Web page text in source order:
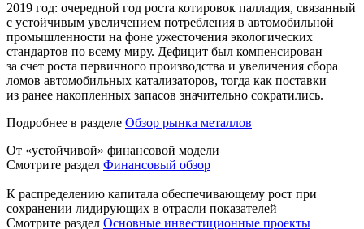
2019 год: очередной год роста котировок палладия, связанный
с устойчивым увеличением потребления в автомобильной
промышленности на фоне ужесточения экологических
стандартов по всему миру. Дефицит был компенсирован
за счет роста первичного производства и увеличения сбора
ломов автомобильных катализаторов, тогда как поставки
из ранее накопленных запасов значительно сократились.
Подробнее в разделе Обзор рынка металлов
От «устойчивой» финансовой модели
Смотрите раздел Финансовый обзор
К распределению капитала обеспечивающему рост при
сохранении лидирующих в отрасли показателей
Смотрите раздел Основные инвестиционные проекты